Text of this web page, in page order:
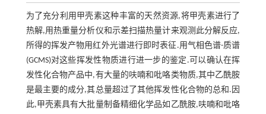
为了充分利用甲壳素这种丰富的天然资源,将甲壳素进行了
热解,用热重量分析仪和示差扫描热量计来观测此分解反应,
所得的挥发产物用红外光谱进行即时表征.用气相色谱-质谱
(GCMS)对这些挥发性物质进行进一步的鉴定.可以确认在挥
发性化合物产品中,有大量的呋喃和吡咯类物质,其中乙酰胺
是最主要的成分,其总量超过了其他挥发性化合物的总和.因
此,甲壳素具有大批量制备精细化学品如乙酰胺,呋喃和吡咯